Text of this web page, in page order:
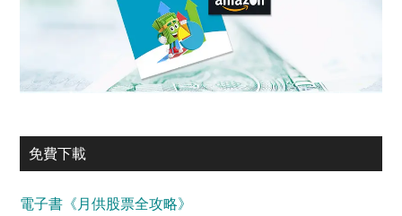
免費下載
電子書《月供股票全攻略》